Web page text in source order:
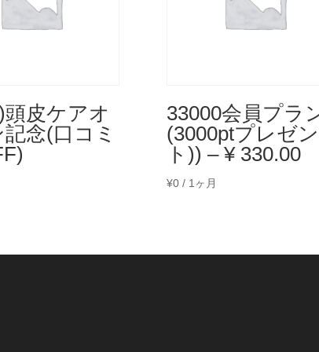
皮ケアオ
念(口コミ
33000会員プラ
(3000ptプレゼン
ト)) – ¥ 330.00
¥0 / 1ヶ月